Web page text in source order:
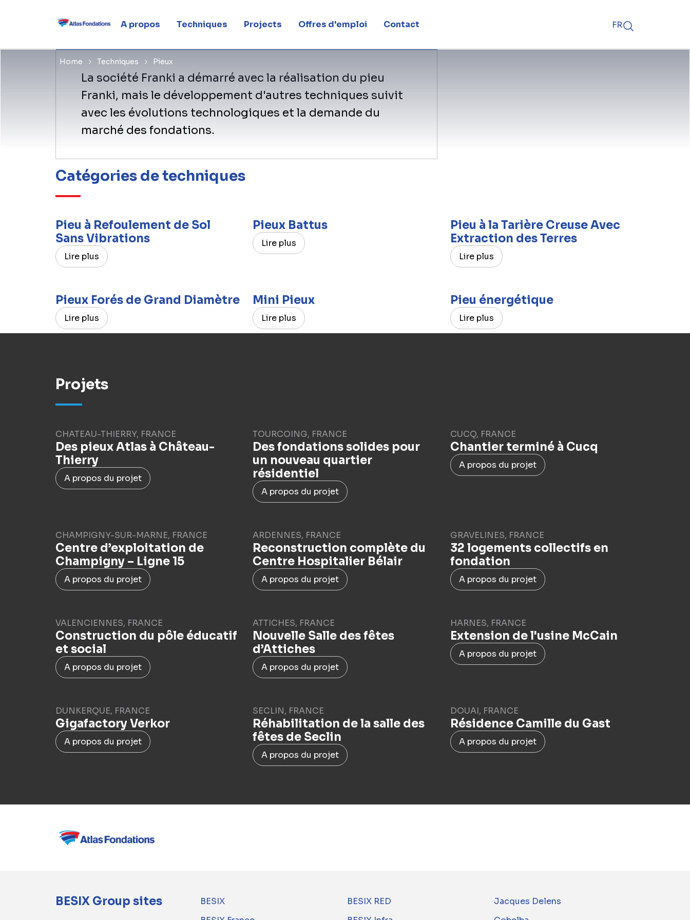
A propos Techniques Projects Offres d'emploi Contact FR
Home Techniques Pieux
Pieux
La société Franki a démarré avec la réalisation du pieu
Franki, mais le développement d'autres techniques suivit
avec les évolutions technologiques et la demande du
marché des fondations.
Catégories de techniques
Pieu à Refoulement de Sol
Sans Vibrations
Lire plus
Pieux Battus
Lire plus
Pieu à la Tarière Creuse Avec
Extraction des Terres
Lire plus
Pieux Forés de Grand Diamètre
Lire plus
Mini Pieux
Lire plus
Pieu énergétique
Lire plus
Projets
CHATEAU-THIERRY, FRANCE
Des pieux Atlas à Château-
Thierry
A propos du projet
TOURCOING, FRANCE
Des fondations solides pour
un nouveau quartier
résidentiel
A propos du projet
CUCQ, FRANCE
Chantier terminé à Cucq
A propos du projet
CHAMPIGNY-SUR-MARNE, FRANCE
Centre d’exploitation de
Champigny – Ligne 15
A propos du projet
ARDENNES, FRANCE
Reconstruction complète du
Centre Hospitalier Bélair
A propos du projet
GRAVELINES, FRANCE
32 logements collectifs en
fondation
A propos du projet
VALENCIENNES, FRANCE
Construction du pôle éducatif
et social
A propos du projet
ATTICHES, FRANCE
Nouvelle Salle des fêtes
d’Attiches
A propos du projet
HARNES, FRANCE
Extension de l'usine McCain
A propos du projet
DUNKERQUE, FRANCE
Gigafactory Verkor
A propos du projet
SECLIN, FRANCE
Réhabilitation de la salle des
fêtes de Seclin
A propos du projet
DOUAI, FRANCE
Résidence Camille du Gast
A propos du projet
BESIX Group sites BESIX BESIX RED
Jacques Delens